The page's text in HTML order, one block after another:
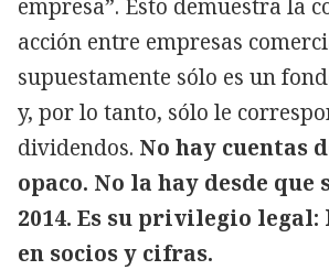
empresa”. Esto demuestra la
acción entre empresas
supuestamente sólo es un
y, por lo tanto, sólo le
dividendos. No hay cuentas
opaco. No la hay desde que
2014. Es su privilegio legal:
en socios y cifras.